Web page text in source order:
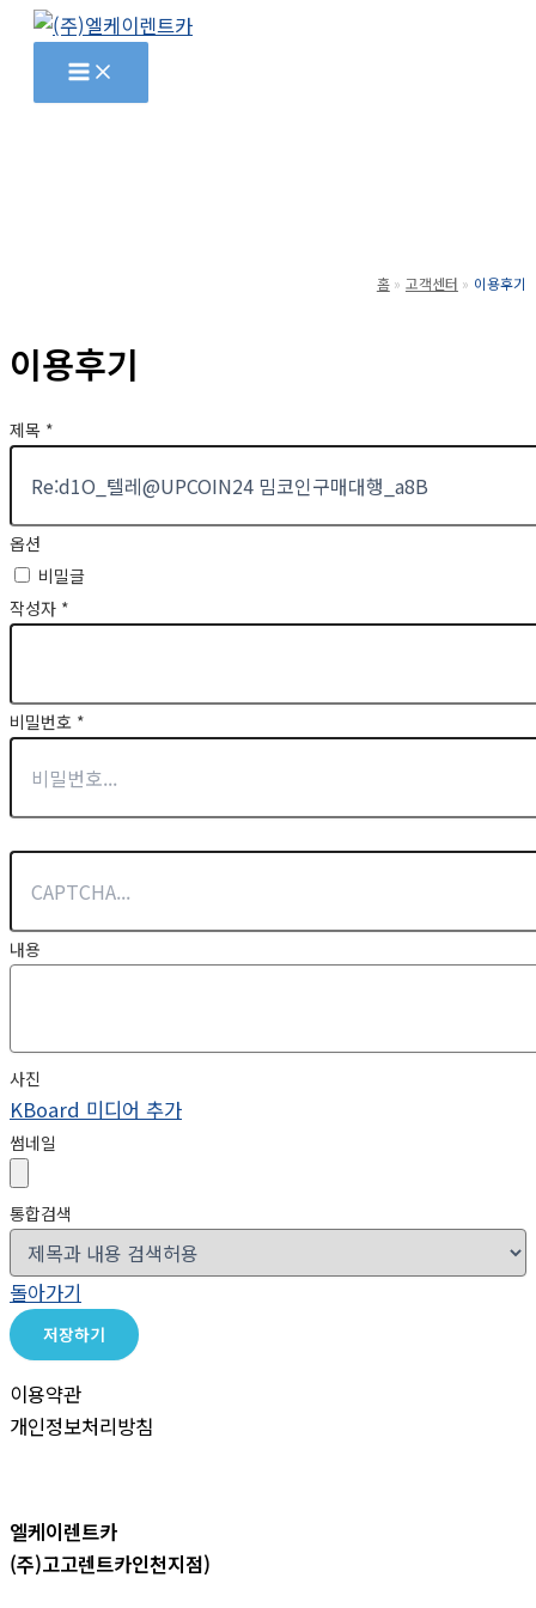
홈 고객센터 이용후기
이용후기
제목 *
옵션
비밀글
작성자 *
비밀번호 *
내용
사진
KBoard 미디어 추가
썸네일
통합검색
돌아가기
저장하기
이용약관
개인정보처리방침
엘케이렌트카
(주)고고렌트카인천지점)